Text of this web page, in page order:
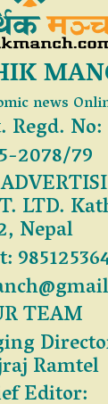
news
Regd. No:
2078/79
LTD.
Nepal
TEAM
Ramtel
Editor: